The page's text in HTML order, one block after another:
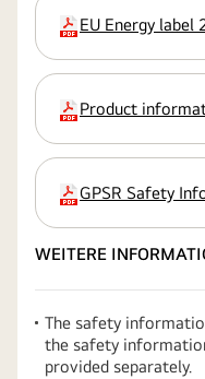
Erweiterung
EU Energy label
Erweiterung
Product
Erweiterung
GPSR Safety
WEITERE
The safety
the safety
provided separately.